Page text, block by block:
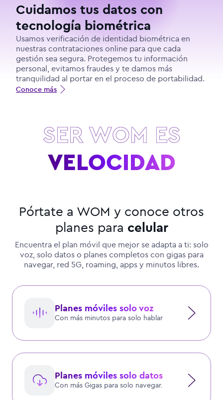
Cuidamos tus datos con
tecnología biométrica
Usamos verificación de identidad biométrica en
nuestras contrataciones online para que cada
gestión sea segura. Protegemos tu información
personal, evitamos fraudes y te damos más
tranquilidad al portar en el proceso de portabilidad.
Conoce más
SER WOM ES
VELOCIDAD
Pórtate a WOM y conoce otros
planes para celular
Encuentra el plan móvil que mejor se adapta a ti: solo
voz, solo datos o planes completos con gigas para
navegar, red 5G, roaming, apps y minutos libres.
Planes móviles solo voz
Con más minutos para solo hablar
Planes móviles solo datos
Con más Gigas para solo navegar.